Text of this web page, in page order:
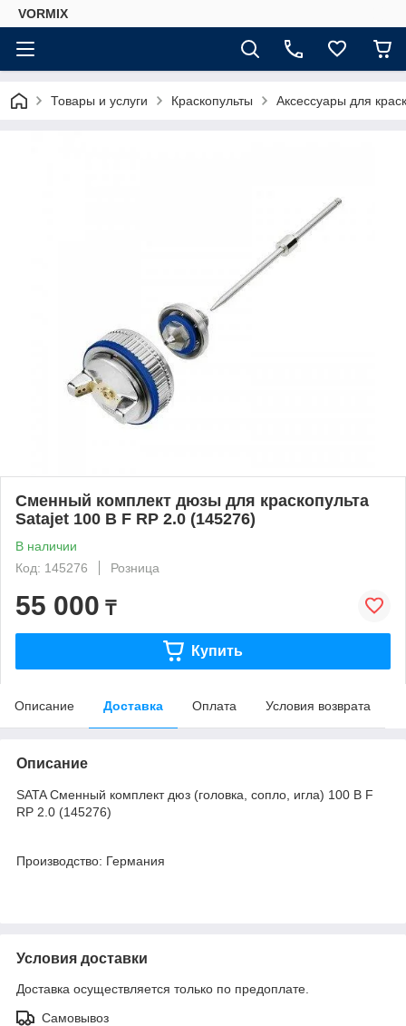
VORMIX
Товары и услуги Краскопульты Аксессуары для
Сменный комплект дюзы для краскопульта
Satajet 100 B F RP 2.0 (145276)
В наличии
Код: 145276
Розница
55 000 ₸
Купить
Описание Доставка Оплата Условия возврата
Описание
SATA Сменный комплект дюз (головка, сопло, игла) 100 B F
RP 2.0 (145276)
Производство: Германия
Условия доставки
Доставка осуществляется только по предоплате.
Самовывоз